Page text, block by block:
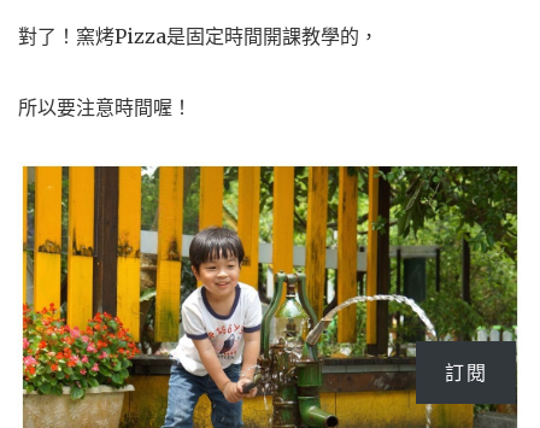
對了！窯烤Pizza是固定時間開課教學的，
所以要注意時間喔！
訂閱